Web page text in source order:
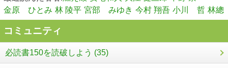
金原 ひとみ 林 陵平 宮部 みゆき 今村 翔吾 小川 哲 林總
コミュニティ
必読書150を読破しよう (35)